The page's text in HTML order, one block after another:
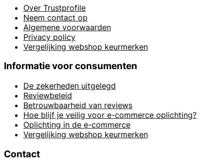
Over Trustprofile
Neem contact op
Algemene voorwaarden
Privacy policy
Vergelijking webshop keurmerken
Informatie voor consumenten
De zekerheden uitgelegd
Reviewbeleid
Betrouwbaarheid van reviews
Hoe blijf je veilig voor e-commerce oplichting?
Oplichting in de e-commerce
Vergelijking webshop keurmerken
Contact